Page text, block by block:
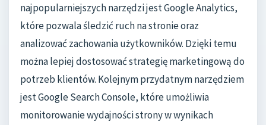
najpopularniejszych narzędzi jest Google Analytics,
które pozwala śledzić ruch na stronie oraz
analizować zachowania użytkowników. Dzięki temu
można lepiej dostosować strategię marketingową do
potrzeb klientów. Kolejnym przydatnym narzędziem
jest Google Search Console, które umożliwia
monitorowanie wydajności strony w wynikach